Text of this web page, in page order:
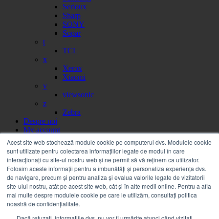
Acest site web stochează module cookie pe computerul dvs. Modulele cookie
sunt utilizate pentru colectarea informațiilor legate de modul în care
interacționați cu site-ul nostru web și ne permit să vă reținem ca utilizator.
Folosim aceste informații pentru a îmbunătăți și personaliza experiența dvs.
de navigare, precum și pentru analiza și evalua valorile legate de vizitatorii
site-ului nostru, atât pe acest site web, cât și în alte medii online. Pentru a afla
mai multe despre modulele cookie pe care le utilizăm, consultați politica
noastră de confidențialitate.
Serioux
Sharp
SONY
Sopar
t
TCL
x
Xerox
Xiaomi
v
viewsonic
z
Zebra
Despre noi
My account
Partener
Portal facturi
Sesizare
Citire contor
Help
Servicii
Service on call
Estico – Soluții de Print & IT pentru Companii
FSMA – Full Service Maintenance Agreement